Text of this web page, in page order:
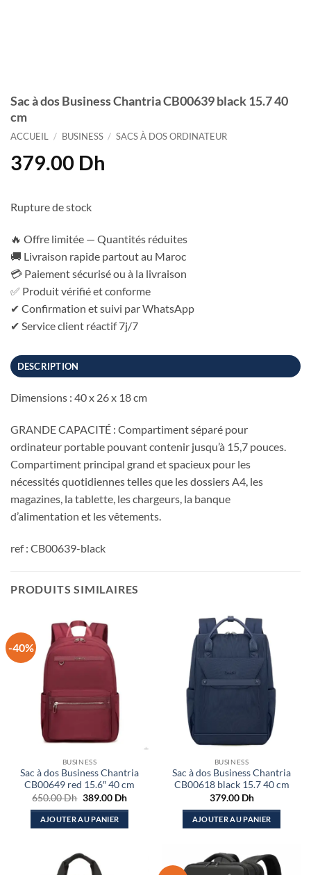
Sac à dos Business Chantria CB00639 black 15.7 40
cm
ACCUEIL / BUSINESS / SACS À DOS ORDINATEUR
379.00 Dh
Rupture de stock
🔥 Offre limitée — Quantités réduites
🚚 Livraison rapide partout au Maroc
💳 Paiement sécurisé ou à la livraison
✅ Produit vérifié et conforme
✔ Confirmation et suivi par WhatsApp
✔ Service client réactif 7j/7
DESCRIPTION
Dimensions : 40 x 26 x 18 cm
GRANDE CAPACITÉ : Compartiment séparé pour
ordinateur portable pouvant contenir jusqu’à 15,7 pouces.
Compartiment principal grand et spacieux pour les
nécessités quotidiennes telles que les dossiers A4, les
magazines, la tablette, les chargeurs, la banque
d’alimentation et les vêtements.
ref : CB00639-black
PRODUITS SIMILAIRES
-40%
BUSINESS
Sac à dos Business Chantria
CB00649 red 15.6″ 40 cm
650.00Dh Le
initial
était :
389.00 DhLe
actuel
AJOUTER AU PANIER
BUSINESS
Sac à dos Business Chantria
CB00618 black 15.7 40 cm
379.00 Dh
AJOUTER AU PANIER